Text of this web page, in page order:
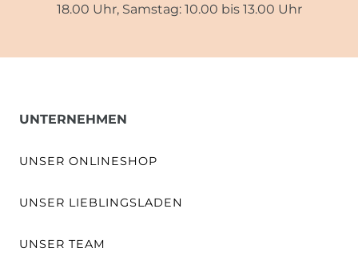
18.00 Uhr, Samstag: 10.00 bis 13.00 Uhr
UNTERNEHMEN
UNSER ONLINESHOP
UNSER LIEBLINGSLADEN
UNSER TEAM